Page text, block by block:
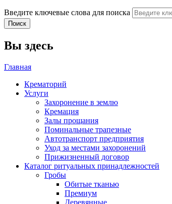
Введите ключевые слова для поиска
Вы здесь
Главная
Крематорий
Услуги
Захоронение в землю
Кремация
Залы прощания
Поминальные трапезные
Автотранспорт предприятия
Уход за местами захоронений
Прижизненный договор
Каталог ритуальных принадлежностей
Гробы
Обитые тканью
Премиум
Деревянные